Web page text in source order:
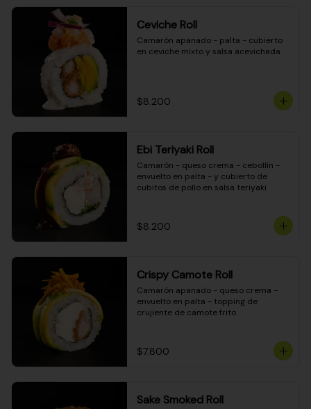
Ceviche Roll
Camarón apanado - palta - cubierto
en ceviche mixto y salsa acevichada
$8.200
Ebi Teriyaki Roll
Camarón - queso crema - cebollín -
envuelto en palta - y cubierto de
cubitos de pollo en salsa teriyaki
$8.200
Crispy Camote Roll
Camarón apanado - queso crema -
envuelto en palta - topping de
crujiente de camote frito
$7.800
Sake Smoked Roll